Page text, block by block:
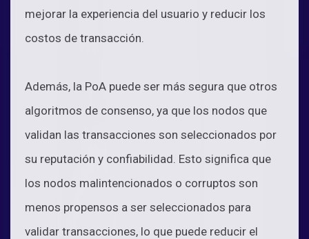
mejorar la experiencia del usuario y reducir los
costos de transacción.
Además, la PoA puede ser más segura que otros
algoritmos de consenso, ya que los nodos que
validan las transacciones son seleccionados por
su reputación y confiabilidad. Esto significa que
los nodos malintencionados o corruptos son
menos propensos a ser seleccionados para
validar transacciones, lo que puede reducir el